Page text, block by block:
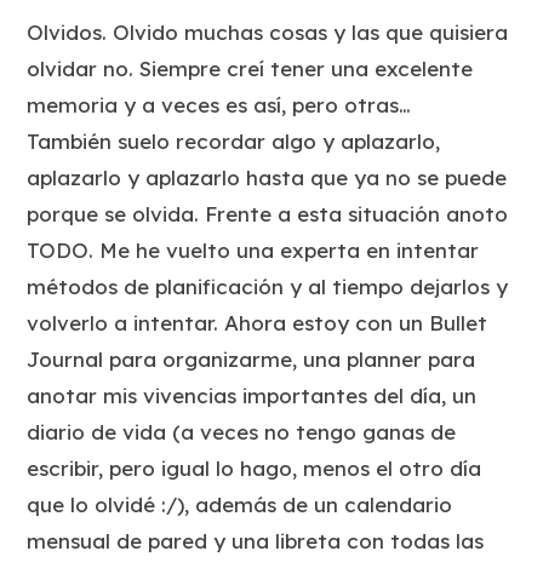
Olvidos. Olvido muchas cosas y las que quisiera
olvidar no. Siempre creí tener una excelente
memoria y a veces es así, pero otras…
También suelo recordar algo y aplazarlo,
aplazarlo y aplazarlo hasta que ya no se puede
porque se olvida. Frente a esta situación anoto
TODO. Me he vuelto una experta en intentar
métodos de planificación y al tiempo dejarlos y
volverlo a intentar. Ahora estoy con un Bullet
Journal para organizarme, una planner para
anotar mis vivencias importantes del día, un
diario de vida (a veces no tengo ganas de
escribir, pero igual lo hago, menos el otro día
que lo olvidé :/), además de un calendario
mensual de pared y una libreta con todas las